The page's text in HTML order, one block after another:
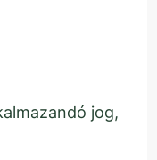
jog,